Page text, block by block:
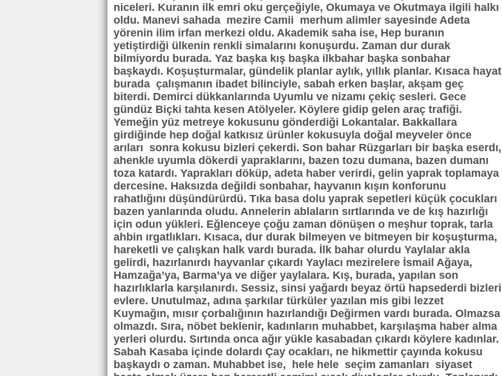
niceleri. Kuranın ilk emri oku gerçeğiyle, Okumaya ve Okutmaya ilgili halkı
oldu. Manevi sahada mezire Camii merhum alimler sayesinde Adeta
yörenin ilim irfan merkezi oldu. Akademik saha ise, Hep buranın
yetiştirdiği ülkenin renkli simalarını konuşurdu. Zaman dur durak
bilmiyordu burada. Yaz başka kış başka ilkbahar başka sonbahar
başkaydı. Koşuşturmalar, gündelik planlar aylık, yıllık planlar. Kısaca hayat
burada çalışmanın ibadet bilinciyle, sabah erken başlar, akşam geç
biterdi. Demirci dükkanlarında Uyumlu ve nizamı çekiç sesleri. Gece
gündüz Biçki tahta kesen Atölyeler. Köylere gidip gelen araç trafiği.
Yemeğin yüz metreye kokusunu gönderdiği Lokantalar. Bakkallara
girdiğinde hep doğal katkısız ürünler kokusuyla doğal meyveler önce
arıları sonra kokusu bizleri çekerdi. Son bahar Rüzgarları bir başka eserdı,
ahenkle uyumla dökerdi yapraklarını, bazen tozu dumana, bazen dumanı
toza katardı. Yaprakları döküp, adeta haber verirdi, gelin yaprak toplamaya
dercesine. Haksızda değildi sonbahar, hayvanın kışın konforunu
rahatlığını düşündürürdü. Tıka basa dolu yaprak sepetleri küçük çocukları
bazen yanlarında oludu. Annelerin ablaların sırtlarında ve de kış hazırlığı
için odun yükleri. Eğlenceye çoğu zaman dönüşen o meşhur toprak, tarla
ahbin ırgatlıkları. Kısaca, dur durak bilmeyen ve bitmeyen bir koşuşturma,
hareketli ve çalışkan halk vardı burada. İlk bahar olurdu Yaylalar akla
gelirdi, hazırlanırdı hayvanlar çıkardı Yaylacı mezirelere İsmail Ağaya,
Hamzağa’ya, Barma’ya ve diğer yaylalara. Kış, burada, yapılan son
hazırlıklarla karşılanırdı. Sessiz, sinsi yağardı beyaz örtü hapsederdi bizleri
evlere. Unutulmaz, adına şarkılar türküler yazılan mis gibi lezzet
Kuymağın, mısır çorbalığının hazırlandığı Değirmen vardı burada. Olmazsa
olmazdı. Sıra, nöbet beklenir, kadınların muhabbet, karşılaşma haber alma
yerleri olurdu. Sırtında onca ağır yükle kasabadan çıkardı köylere kadınlar.
Sabah Kasaba içinde dolardı Çay ocakları, ne hikmettir çayında kokusu
başkaydı o zaman. Muhabbet ise, hele hele seçim zamanları siyaset